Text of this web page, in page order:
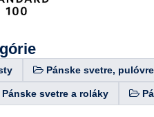
Pánske svetre,
Pánske svetre a roláky